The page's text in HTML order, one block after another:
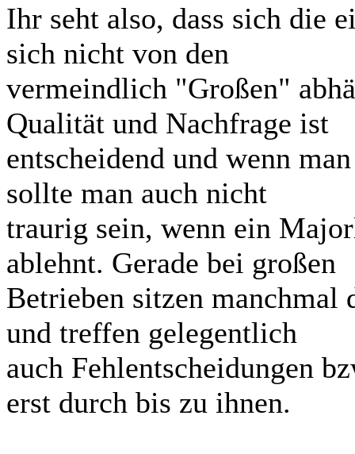
Ihr seht also, dass sich die
sich nicht von den
vermeindlich "Großen"
Qualität und Nachfrage ist
entscheidend und wenn
sollte man auch nicht
traurig sein, wenn ein
ablehnt. Gerade bei großen
Betrieben sitzen manchmal
und treffen gelegentlich
auch Fehlentscheidungen
erst durch bis zu ihnen.